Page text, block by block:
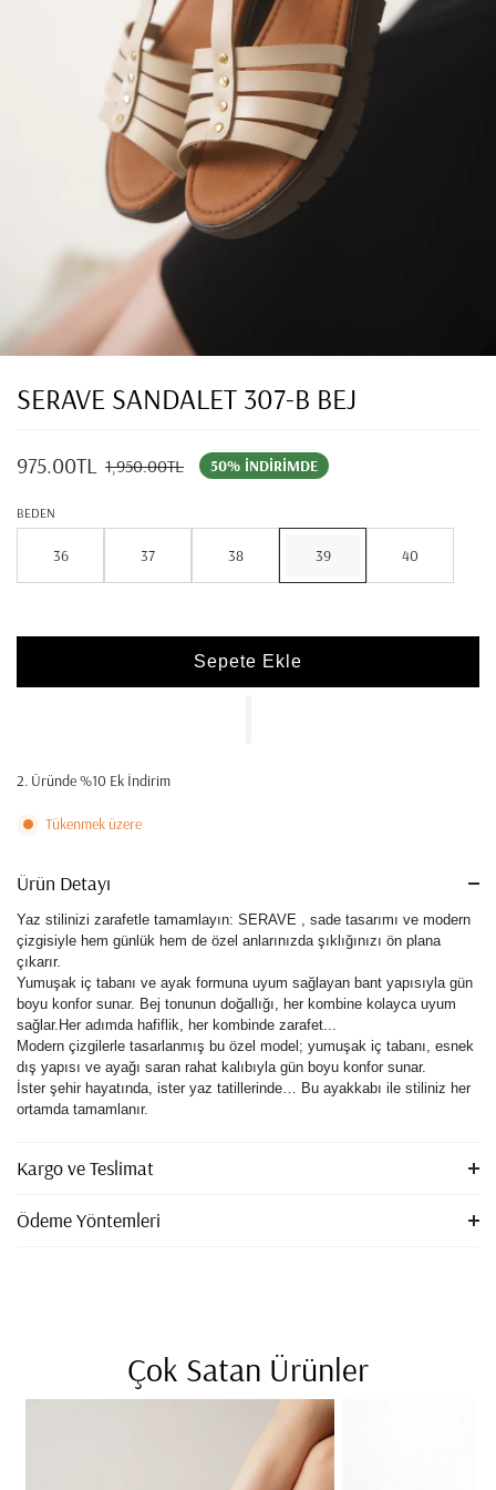
SERAVE SANDALET 307-B BEJ
975.00TL 1,950.00TL 50% İNDIRIMDE
BEDEN
36 37 38 39 40
Sepete Ekle
2. Üründe %10 Ek İndirim
Tükenmek üzere
Ürün Detayı
Yaz stilinizi zarafetle tamamlayın: SERAVE , sade tasarımı ve modern
çizgisiyle hem günlük hem de özel anlarınızda şıklığınızı ön plana
çıkarır.
Yumuşak iç tabanı ve ayak formuna uyum sağlayan bant yapısıyla gün
boyu konfor sunar. Bej tonunun doğallığı, her kombine kolayca uyum
sağlar.Her adımda hafiflik, her kombinde zarafet...
Modern çizgilerle tasarlanmış bu özel model; yumuşak iç tabanı, esnek
dış yapısı ve ayağı saran rahat kalıbıyla gün boyu konfor sunar.
İster şehir hayatında, ister yaz tatillerinde… Bu ayakkabı ile stiliniz her
ortamda tamamlanır.
Kargo ve Teslimat
Ödeme Yöntemleri
Çok Satan Ürünler